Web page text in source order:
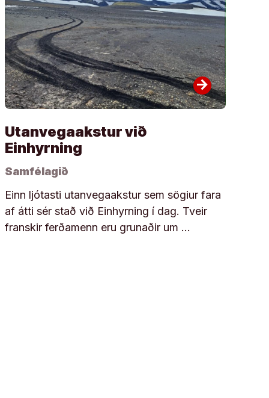
arrow_forward
Utanvegaakstur við
Einhyrning
Samfélagið
Einn ljótasti utanvegaakstur sem sögiur fara
af átti sér stað við Einhyrning í dag. Tveir
franskir ferðamenn eru grunaðir um …